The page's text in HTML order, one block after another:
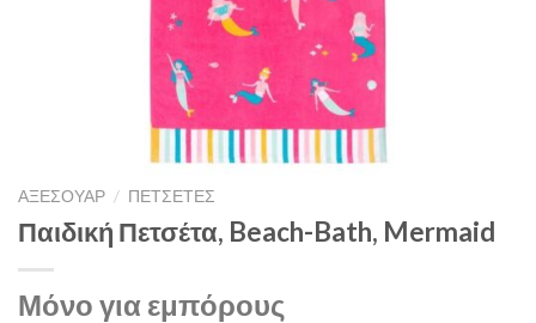
ΑΞΕΣΟΥΑΡ / ΠΕΤΣΕΤΕΣ
Παιδική Πετσέτα, Beach-Bath, Mermaid
Μόνο για εμπόρους